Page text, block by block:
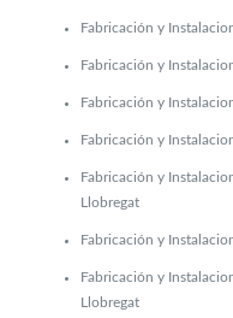
Fabricación y
Fabricación y
Fabricación y
Fabricación y
Fabricación y
Llobregat
Fabricación y
Fabricación y
Llobregat